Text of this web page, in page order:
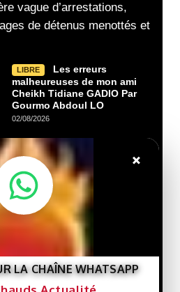
vague d’arrestations,
de détenus menottés et
LIBRE
Les erreurs
malheureuses de mon ami
Cheikh Tidiane GADIO Par
Gourmo Abdoul LO
02/08/2026
LIBRE
Nouveau livre :
« Gaza et le destin de la
Palestine »… Une lecture
de l’histoire de la cause
palestinienne depuis la
porte de Gaza.
LIBRE
Que veut le
×
LA CHAÎNE WHATSAPP